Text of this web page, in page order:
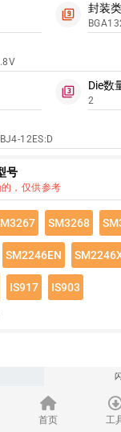
首页 工
filter_9
封装
filter_3
Die数
2
12ES:D
号
，仅供参考
SM3268
SM2246EN
IS917 IS903